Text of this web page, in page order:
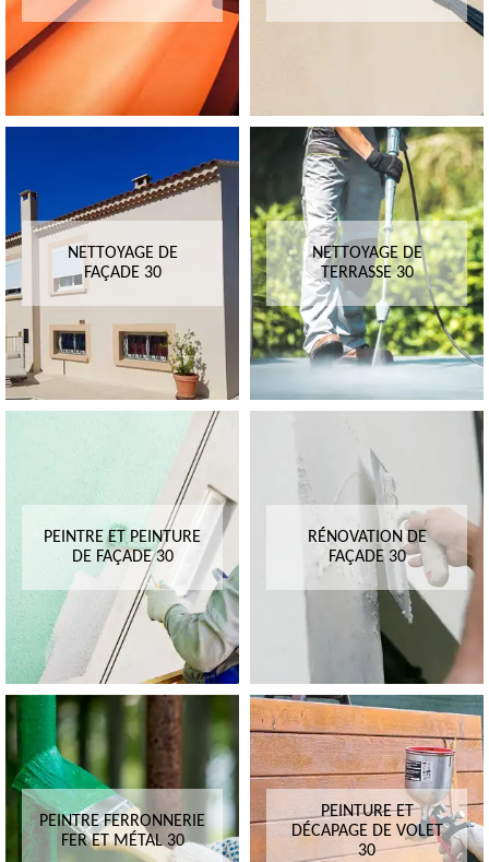
NETTOYAGE DE
FAÇADE 30
NETTOYAGE DE
TERRASSE 30
PEINTRE ET PEINTURE
DE FAÇADE 30
RÉNOVATION DE
FAÇADE 30
PEINTRE FERRONNERIE
FER ET MÉTAL 30
PEINTURE ET
DÉCAPAGE DE VOLET
30